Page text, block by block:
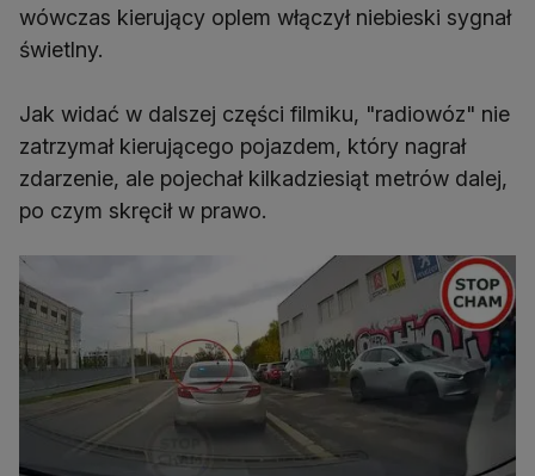
wówczas kierujący oplem włączył niebieski sygnał
świetlny.
Jak widać w dalszej części filmiku, "radiowóz" nie
zatrzymał kierującego pojazdem, który nagrał
zdarzenie, ale pojechał kilkadziesiąt metrów dalej,
po czym skręcił w prawo.